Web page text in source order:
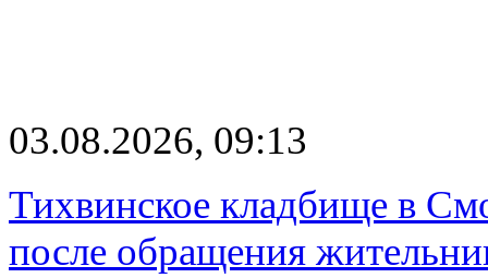
03.08.2026, 09:13
Тихвинское кладбище в
после обращения